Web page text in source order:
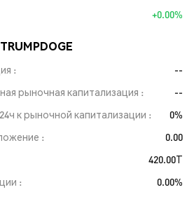
+0.00%
--
рыночная капитализация
--
к рыночной капитализации
0%
0.00
420.00T
0.00%